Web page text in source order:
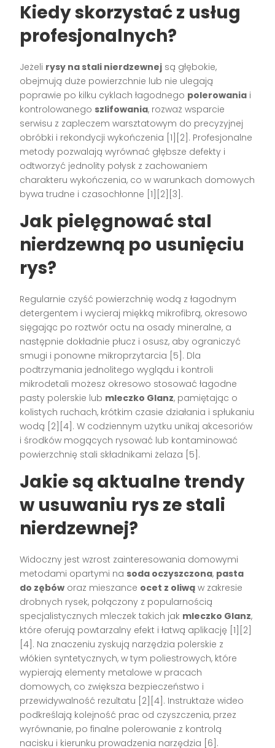
Kiedy skorzystać z usług
profesjonalnych?
Jeżeli rysy na stali nierdzewnej są głębokie,
obejmują duże powierzchnie lub nie ulegają
poprawie po kilku cyklach łagodnego polerowania i
kontrolowanego szlifowania, rozważ wsparcie
serwisu z zapleczem warsztatowym do precyzyjnej
obróbki i rekondycji wykończenia [1][2]. Profesjonalne
metody pozwalają wyrównać głębsze defekty i
odtworzyć jednolity połysk z zachowaniem
charakteru wykończenia, co w warunkach domowych
bywa trudne i czasochłonne [1][2][3].
Jak pielęgnować stal
nierdzewną po usunięciu
rys?
Regularnie czyść powierzchnię wodą z łagodnym
detergentem i wycieraj miękką mikrofibrą, okresowo
sięgając po roztwór octu na osady mineralne, a
następnie dokładnie płucz i osusz, aby ograniczyć
smugi i ponowne mikroprzytarcia [5]. Dla
podtrzymania jednolitego wyglądu i kontroli
mikrodetali możesz okresowo stosować łagodne
pasty polerskie lub mleczko Glanz, pamiętając o
kolistych ruchach, krótkim czasie działania i spłukaniu
wodą [2][4]. W codziennym użytku unikaj akcesoriów
i środków mogących rysować lub kontaminować
powierzchnię stali składnikami żelaza [5].
Jakie są aktualne trendy
w usuwaniu rys ze stali
nierdzewnej?
Widoczny jest wzrost zainteresowania domowymi
metodami opartymi na soda oczyszczona, pasta
do zębów oraz mieszance ocet z oliwą w zakresie
drobnych rysek, połączony z popularnością
specjalistycznych mleczek takich jak mleczko Glanz,
które oferują powtarzalny efekt i łatwą aplikację [1][2]
[4]. Na znaczeniu zyskują narzędzia polerskie z
włókien syntetycznych, w tym poliestrowych, które
wypierają elementy metalowe w pracach
domowych, co zwiększa bezpieczeństwo i
przewidywalność rezultatu [2][4]. Instruktaże wideo
podkreślają kolejność prac od czyszczenia, przez
wyrównanie, po finalne polerowanie z kontrolą
nacisku i kierunku prowadzenia narzędzia [6].